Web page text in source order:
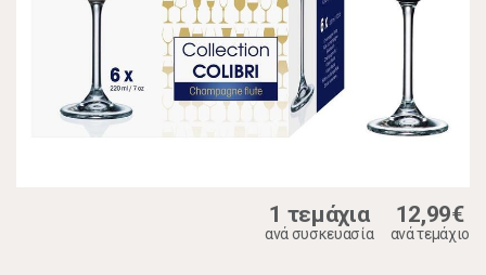
1 τεμάχια
ανά συσκευασία
12,99€
ανά τεμάχιο